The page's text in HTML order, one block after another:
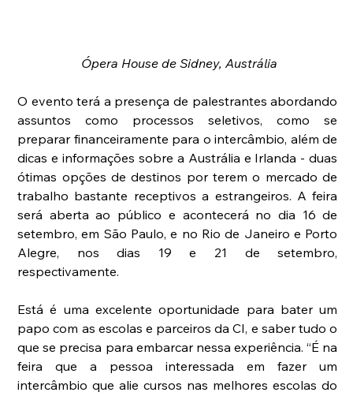
Ópera House de Sidney, Austrália
O evento terá a presença de palestrantes abordando
assuntos como processos seletivos, como se
preparar financeiramente para o intercâmbio, além de
dicas e informações sobre a Austrália e Irlanda - duas
ótimas opções de destinos por terem o mercado de
trabalho bastante receptivos a estrangeiros. A feira
será aberta ao público e acontecerá no dia 16 de
setembro, em São Paulo, e no Rio de Janeiro e Porto
Alegre, nos dias 19 e 21 de setembro,
respectivamente.
Está é uma excelente oportunidade para bater um
papo com as escolas e parceiros da CI, e saber tudo o
que se precisa para embarcar nessa experiência. “É na
feira que a pessoa interessada em fazer um
intercâmbio que alie cursos nas melhores escolas do